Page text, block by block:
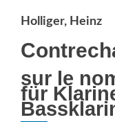
Holliger, Heinz
sur le
für